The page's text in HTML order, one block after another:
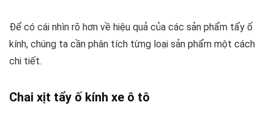
Để có cái nhìn rõ hơn về hiệu quả của các sản phẩm tẩy ố
kính, chúng ta cần phân tích từng loại sản phẩm một cách
chi tiết.
Chai xịt tẩy ố kính xe ô tô